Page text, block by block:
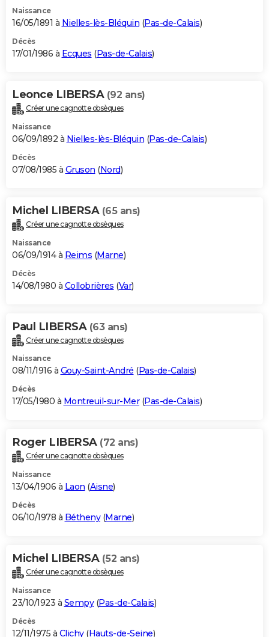
Naissance
16/05/1891 à Nielles-lès-Bléquin (Pas-de-Calais)
Décès
17/01/1986 à Ecques (Pas-de-Calais)
Leonce LIBERSA (92 ans)
Créer une cagnotte obsèques
Naissance
06/09/1892 à Nielles-lès-Bléquin (Pas-de-Calais)
Décès
07/08/1985 à Gruson (Nord)
Michel LIBERSA (65 ans)
Créer une cagnotte obsèques
Naissance
06/09/1914 à Reims (Marne)
Décès
14/08/1980 à Collobrières (Var)
Paul LIBERSA (63 ans)
Créer une cagnotte obsèques
Naissance
08/11/1916 à Gouy-Saint-André (Pas-de-Calais)
Décès
17/05/1980 à Montreuil-sur-Mer(Pas-de-Calais)
Roger LIBERSA (72 ans)
Créer une cagnotte obsèques
Naissance
13/04/1906 à Laon (Aisne)
Décès
06/10/1978 à Bétheny(Marne)
Michel LIBERSA (52 ans)
Créer une cagnotte obsèques
Naissance
23/10/1923 à Sempy(Pas-de-Calais)
Décès
12/11/1975 à Clichy(Hauts-de-Seine)